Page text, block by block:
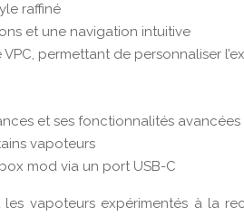
raffiné
et une navigation intuitive
permettant de personnaliser
et ses fonctionnalités avancées
vapoteurs
mod via un port USB-C
vapoteurs expérimentés à la